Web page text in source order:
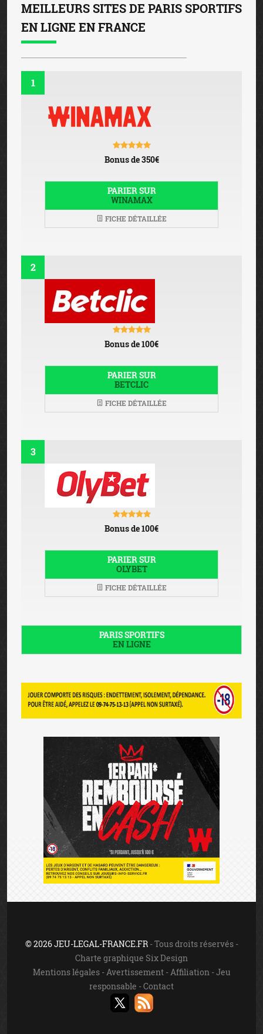
MEILLEURS SITES DE PARIS SPORTIFS
EN LIGNE EN FRANCE
1
Bonus de 350€
PARIER SUR
WINAMAX
FICHE DÉTAILLÉE
2
Bonus de 100€
PARIER SUR
BETCLIC
FICHE DÉTAILLÉE
3
Bonus de 100€
PARIER SUR
OLYBET
FICHE DÉTAILLÉE
PARIS SPORTIFS
EN LIGNE
© 2026 JEU-LEGAL-FRANCE.FR- Tous droits réservés -
Charte graphique Six Design
Mentions légales- Avertissement- Affiliation -Jeu
responsable -Contact